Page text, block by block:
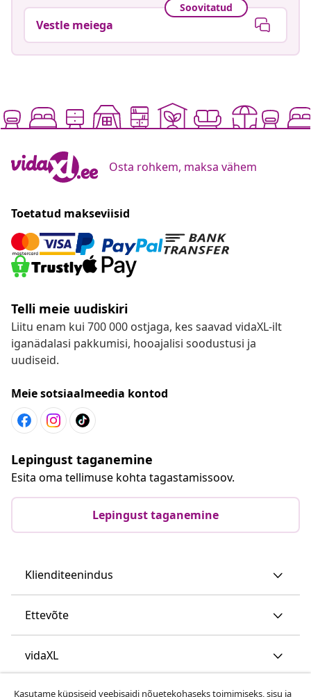
Soovitatud
Vestle meiega
Osta rohkem, maksa vähem
Toetatud makseviisid
Telli meie uudiskiri
Liitu enam kui 700 000 ostjaga, kes saavad vidaXL-ilt
iganädalasi pakkumisi, hooajalisi soodustusi ja
uudiseid.
Meie sotsiaalmeedia kontod
Lepingust taganemine
Esita oma tellimuse kohta tagastamissoov.
Lepingust taganemine
Klienditeenindus
Ettevõte
vidaXL
Kasutame küpsiseid veebisaidi nõuetekohaseks toimimiseks, sisu ja